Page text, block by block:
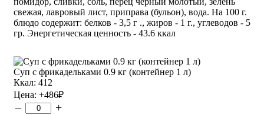
свежая, лавровый лист, приправа (бульон), вода. На 100 г.
блюдо содержит: белков - 3,5 г ., жиров - 1 г., углеводов - 5
гр. Энергетическая ценность - 43.6 ккал
Суп с фрикадельками 0.9 кг (контейнер 1 л)
Ккал: 412
Цена: +486₽
– +